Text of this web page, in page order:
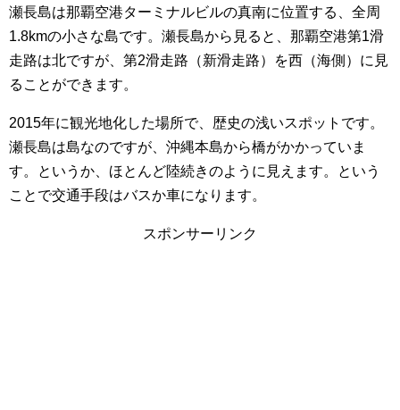
瀬長島は那覇空港ターミナルビルの真南に位置する、全周
1.8kmの小さな島です。瀬長島から見ると、那覇空港第1滑
走路は北ですが、第2滑走路（新滑走路）を西（海側）に見
ることができます。
2015年に観光地化した場所で、歴史の浅いスポットです。
瀬長島は島なのですが、沖縄本島から橋がかかっていま
す。というか、ほとんど陸続きのように見えます。という
ことで交通手段はバスか車になります。
スポンサーリンク